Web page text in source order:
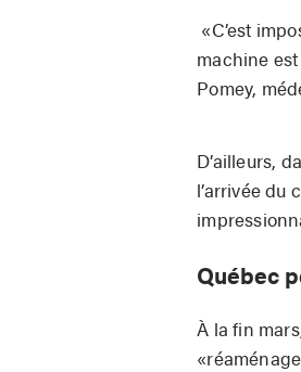
«C’est
machine
Pomey,
D’ailleurs,
l’arrivée du
Québec
À la fin